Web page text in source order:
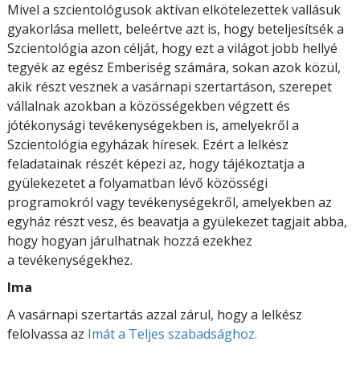
Mivel a szcientológusok aktívan elkötelezettek vallásuk
gyakorlása mellett, beleértve azt is, hogy beteljesítsék a
Szcientológia azon célját, hogy ezt a világot jobb hellyé
tegyék az egész Emberiség számára, sokan azok közül,
akik részt vesznek a vasárnapi szertartáson, szerepet
vállalnak azokban a közösségekben végzett és
jótékonysági tevékenységekben is, amelyekről a
Szcientológia egyházak híresek. Ezért a lelkész
feladatainak részét képezi az, hogy tájékoztatja a
gyülekezetet a folyamatban lévő közösségi
programokról vagy tevékenységekről, amelyekben az
egyház részt vesz, és beavatja a gyülekezet tagjait abba,
hogy hogyan járulhatnak hozzá ezekhez
a tevékenységekhez.
Ima
A vasárnapi szertartás azzal zárul, hogy a lelkész
felolvassa az Imát a Teljes szabadsághoz.